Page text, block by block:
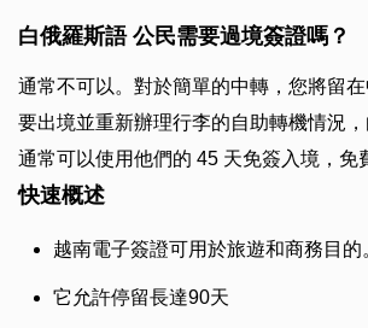
白俄羅斯語 公民需要過境簽證嗎？
通常不可以。對於簡單的中轉，您將留
要出境並重新辦理行李的自助轉機情況
通常可以使用他們的 45 天免簽入境，免
快速概述
越南電子簽證可用於旅遊和商務目的
它允許停留長達90天